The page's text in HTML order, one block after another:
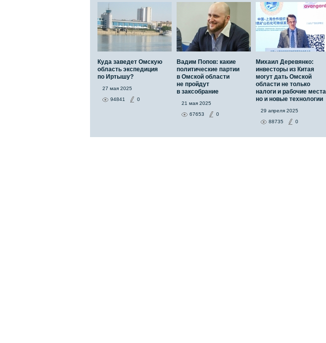
Куда заведет Омскую
область экспедиция
по Иртышу?
27 мая 2025
94841
0
Вадим Попов: какие
политические партии
в Омской области
не пройдут
в заксобрание
21 мая 2025
67653
0
Михаил Деревянко:
инвесторы из Китая
могут дать Омской
области не только
налоги и рабочие
но и новые технологии
29 апреля 2025
88735
0